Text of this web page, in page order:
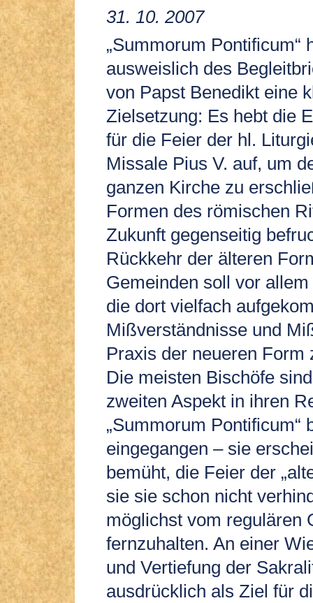
31. 10. 2007
„Summorum Pontificum“
ausweislich des
von Papst Benedikt eine
Zielsetzung: Es hebt die
für die Feier der hl.
Missale Pius V. auf, um
ganzen Kirche zu
Formen des römischen
Zukunft gegenseitig
Rückkehr der älteren
Gemeinden soll vor
die dort vielfach
Mißverständnisse und
Praxis der neueren Form
Die meisten Bischöfe
zweiten Aspekt in ihren
„Summorum Pontificum“
eingegangen – sie
bemüht, die Feier der
sie sie schon nicht
möglichst vom regulären
fernzuhalten. An einer
und Vertiefung der
ausdrücklich als Ziel für